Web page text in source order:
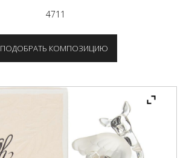
4711
ПОДОБРАТЬ КОМПОЗИЦИЮ